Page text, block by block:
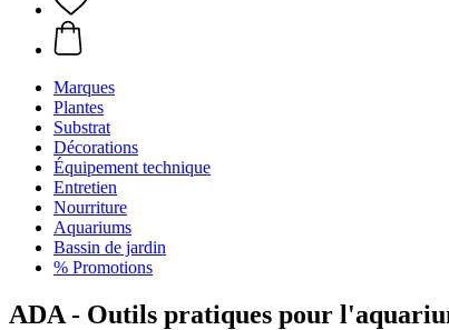
Marques
Plantes
Substrat
Décorations
Équipement technique
Entretien
Nourriture
Aquariums
Bassin de jardin
% Promotions
ADA - Outils pratiques pour